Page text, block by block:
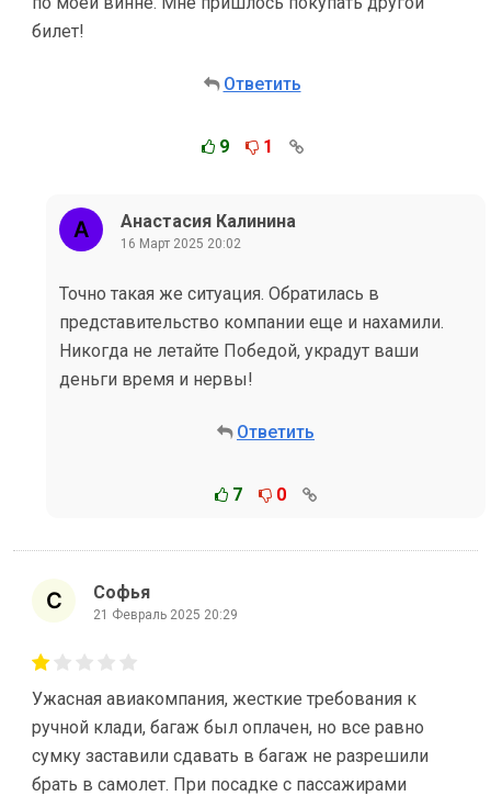
билет!
Ответить
9 1
Анастасия Калинина
16 Март 2025 20:02
Точно такая же ситуация. Обратилась в
представительство компании еще и нахамили.
Никогда не летайте Победой, украдут ваши
деньги время и нервы!
Ответить
7 0
Софья
21 Февраль 2025 20:29
Ужасная авиакомпания, жесткие требования к
ручной клади, багаж был оплачен, но все равно
сумку заставили сдавать в багаж не разрешили
брать в самолет. При посадке с пассажирами